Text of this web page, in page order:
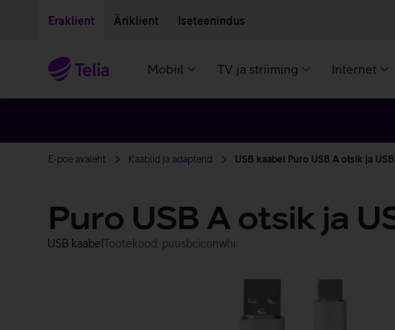
Eraklient Äriklient Iseteenindus
Mobiil TV ja striiming Internet
E-poe avaleht Kaablid ja adapterid USB kaabel Puro USB A otsik ja
Puro USB A otsik ja
USB kaabel Tootekood: puusbciconwhi